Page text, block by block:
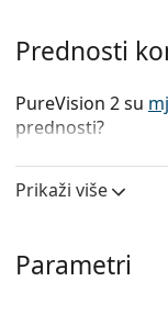
Prednosti
PureVision 2 su
prednosti?
Cjelodnevna
odmah nakon
Oštriji vid–
Prikaži više
Parametri